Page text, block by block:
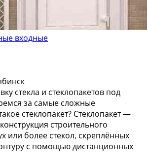
входные
стекла и стеклопакетов под
за самые сложные
стеклопакет? Стеклопакет —
строительного
или более стекол, скреплённых
с помощью дистанционных